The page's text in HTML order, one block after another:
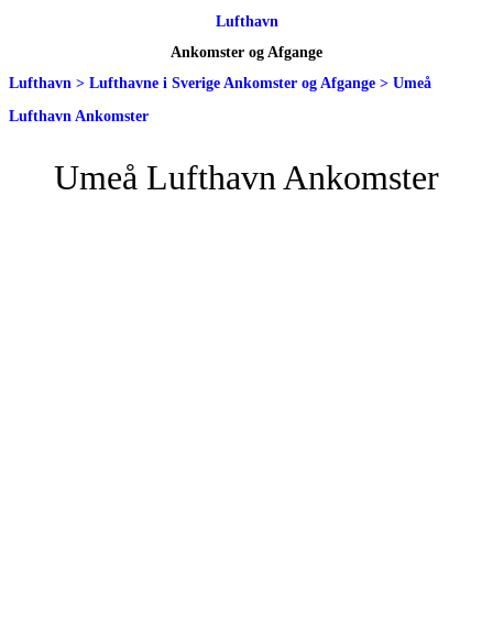
Lufthavn
Ankomster og Afgange
Lufthavn > Lufthavne i Sverige Ankomster og Afgange > Umeå
Lufthavn Ankomster
Umeå Lufthavn Ankomster